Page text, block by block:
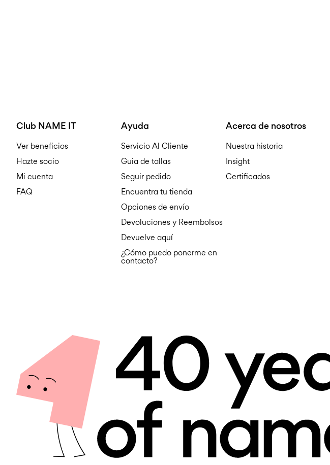
Club NAME IT
Ver beneficios
Hazte socio
Mi cuenta
FAQ
Ayuda
Servicio Al Cliente
Guia de tallas
Seguir pedido
Encuentra tu tienda
Opciones de envío
Devoluciones y Reembolsos
Devuelve aquí
¿Cómo puedo ponerme en
contacto?
Acerca de nosotros
Nuestra historia
Insight
Certificados